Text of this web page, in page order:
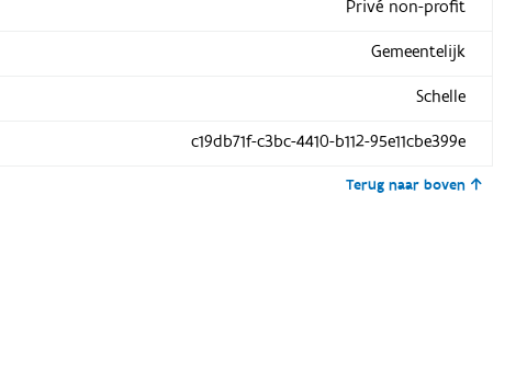
Privé non-profit
Gemeentelijk
Schelle
c19db71f-c3bc-4410-b112-95e11cbe399e
Terug naar boven